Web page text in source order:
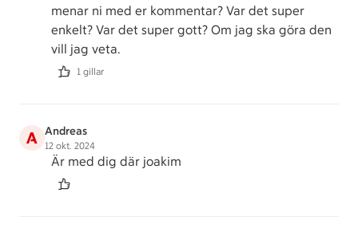
menar ni med er kommentar? Var det super
enkelt? Var det super gott? Om jag ska göra den
vill jag veta.
1 gillar
A Andreas
12 okt. 2024
Är med dig där joakim